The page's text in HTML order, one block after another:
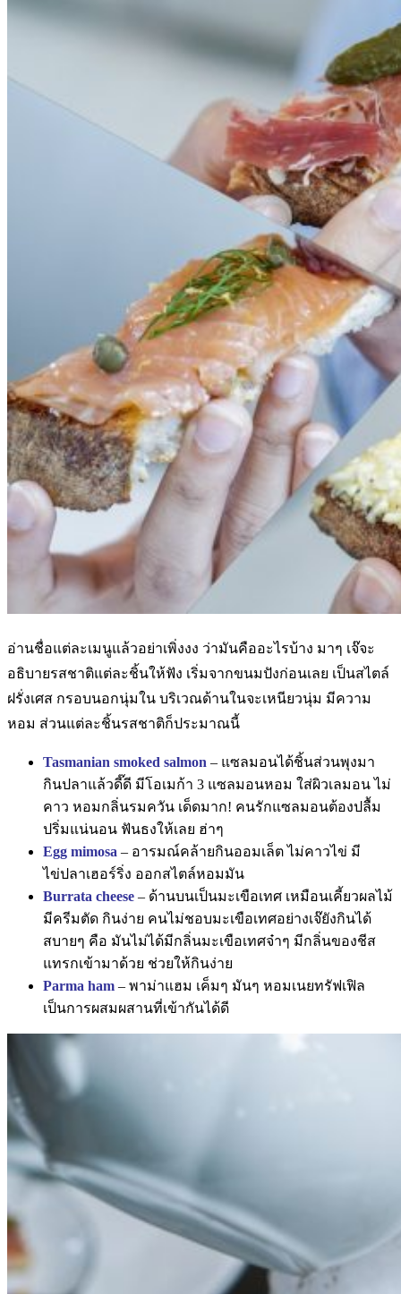
อ่านชื่อแต่ละเมนูแล้วอย่าเพิ่งงง ว่ามันคืออะไรบ้าง มาๆ เจ๊จะ
อธิบายรสชาติแต่ละชิ้นให้ฟัง เริ่มจากขนมปังก่อนเลย เป็นสไตล์
ฝรั่งเศส กรอบนอกนุ่มใน บริเวณด้านในจะเหนียวนุ่ม มีความ
หอม ส่วนแต่ละชิ้นรสชาติก็ประมาณนี้
Tasmanian smoked salmon – แซลมอนได้ชิ้นส่วนพุงมา
กินปลาแล้วดี๊ดี มีโอเมก้า 3 แซลมอนหอม ใส่ผิวเลมอน ไม่
คาว หอมกลิ่นรมควัน เด็ดมาก! คนรักแซลมอนต้องปลื้ม
ปริ่มแน่นอน ฟันธงให้เลย ฮ่าๆ
Egg mimosa – อารมณ์คล้ายกินออมเล็ต ไม่คาวไข่ มี
ไข่ปลาเฮอร์ริ่ง ออกสไตล์หอมมัน
Burrata cheese – ด้านบนเป็นมะเขือเทศ เหมือนเคี้ยวผลไม้
มีครีมตัด กินง่าย คนไม่ชอบมะเขือเทศอย่างเจ๊ยังกินได้
สบายๆ คือ มันไม่ได้มีกลิ่นมะเขือเทศจ๋าๆ มีกลิ่นของชีส
แทรกเข้ามาด้วย ช่วยให้กินง่าย
Parma ham – พาม่าแฮม เค็มๆ มันๆ หอมเนยทรัฟเฟิล
เป็นการผสมผสานที่เข้ากันได้ดี